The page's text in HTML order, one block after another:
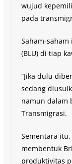
wujud
pada
Saham-
(BLU) di tiap
“Jika dulu
sedang
namun dalam
Transmigrasi.
Sementara
membentuk
produktivitas